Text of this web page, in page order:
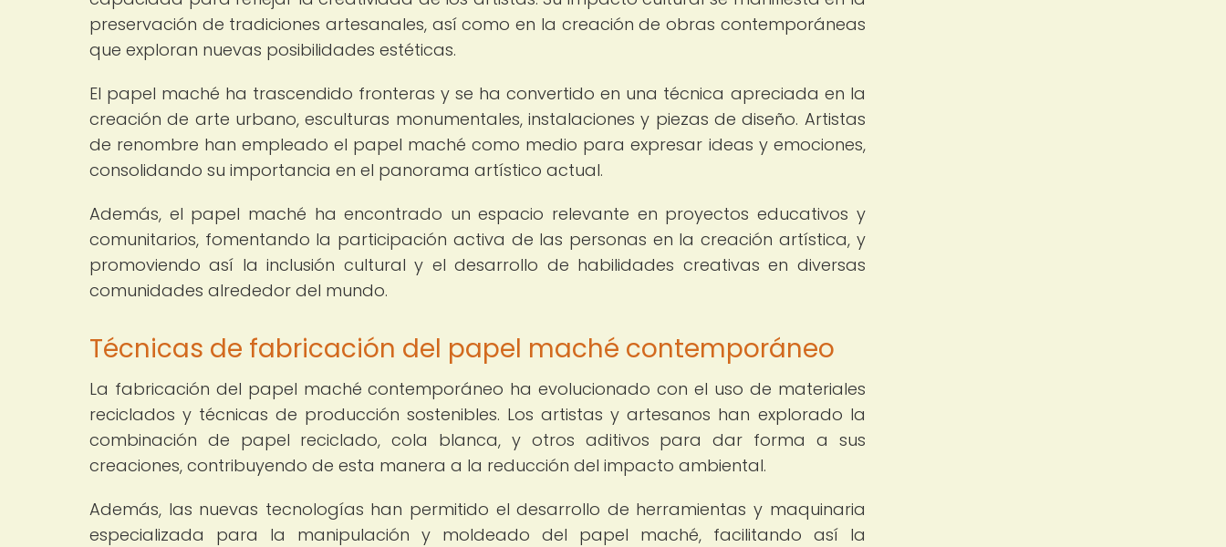
preservación de tradiciones artesanales, así como en la creación de obras contemporáneas
que exploran nuevas posibilidades estéticas.
El papel maché ha trascendido fronteras y se ha convertido en una técnica apreciada en la
creación de arte urbano, esculturas monumentales, instalaciones y piezas de diseño. Artistas
de renombre han empleado el papel maché como medio para expresar ideas y emociones,
consolidando su importancia en el panorama artístico actual.
Además, el papel maché ha encontrado un espacio relevante en proyectos educativos y
comunitarios, fomentando la participación activa de las personas en la creación artística, y
promoviendo así la inclusión cultural y el desarrollo de habilidades creativas en diversas
comunidades alrededor del mundo.
Técnicas de fabricación del papel maché contemporáneo
La fabricación del papel maché contemporáneo ha evolucionado con el uso de materiales
reciclados y técnicas de producción sostenibles. Los artistas y artesanos han explorado la
combinación de papel reciclado, cola blanca, y otros aditivos para dar forma a sus
creaciones, contribuyendo de esta manera a la reducción del impacto ambiental.
Además, las nuevas tecnologías han permitido el desarrollo de herramientas y maquinaria
especializada para la manipulación y moldeado del papel maché, facilitando así la